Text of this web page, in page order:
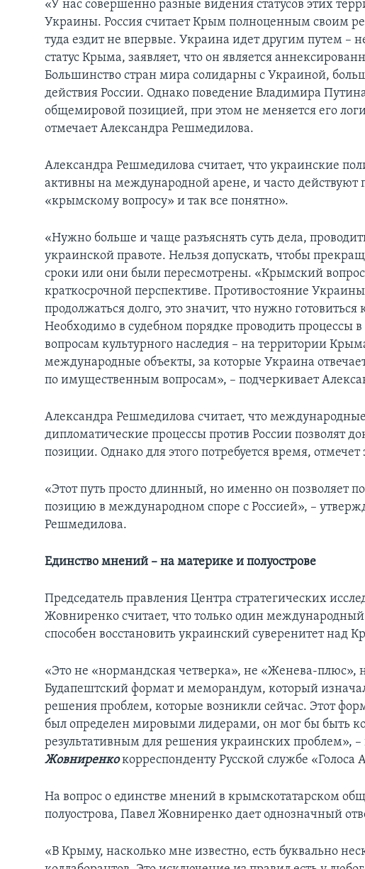
«У нас совершенно разные видения статусов этих
Украины. Россия считает Крым полноценным своим
туда ездит не впервые. Украина идет другим путем –
статус Крыма, заявляет, что он является
Большинство стран мира солидарны с Украиной,
действия России. Однако поведение Владимира
общемировой позицией, при этом не меняется его
отмечает Александра Решмедилова.
Александра Решмедилова считает, что украинские
активны на международной арене, и часто действуют
«крымскому вопросу» и так все понятно».
«Нужно больше и чаще разъяснять суть дела,
украинской правоте. Нельзя допускать, чтобы
сроки или они были пересмотрены. «Крымский
краткосрочной перспективе. Противостояние
продолжаться долго, это значит, что нужно готовиться
Необходимо в судебном порядке проводить процессы
вопросам культурного наследия – на территории
международные объекты, за которые Украина
по имущественным вопросам», – подчеркивает
Александра Решмедилова считает, что
дипломатические процессы против России позволят
позиции. Однако для этого потребуется время, отмечет
«Этот путь просто длинный, но именно он позволяет
позицию в международном споре с Россией», –
Решмедилова.
Единство мнений – на материке и полуострове
Председатель правления Центра стратегических
Жовниренко считает, что только один международный
способен восстановить украинский суверенитет над
«Это не «нормандская четверка», не «Женева-плюс»,
Будапештский формат и меморандум, который
решения проблем, которые возникли сейчас. Этот
был определен мировыми лидерами, он мог бы быть
результативным для решения украинских проблем», –
Жовниренкокорреспонденту Русской службе «Голоса
На вопрос о единстве мнений в крымскотатарском
полуострова, Павел Жовниренко дает однозначный
«В Крыму, насколько мне известно, есть буквально